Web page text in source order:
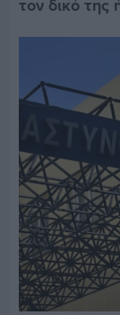
τον δικό της